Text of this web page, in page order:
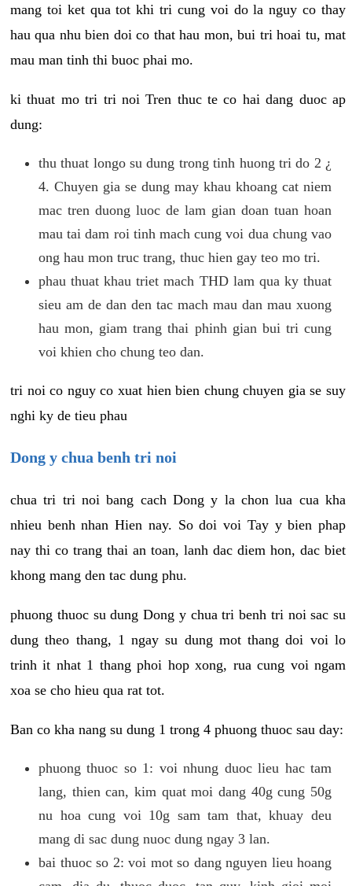
mang toi ket qua tot khi tri cung voi do la nguy co thay
hau qua nhu bien doi co that hau mon, bui tri hoai tu, mat
mau man tinh thi buoc phai mo.
ki thuat mo tri tri noi Tren thuc te co hai dang duoc ap
dung:
thu thuat longo su dung trong tinh huong tri do 2 ¿
4. Chuyen gia se dung may khau khoang cat niem
mac tren duong luoc de lam gian doan tuan hoan
mau tai dam roi tinh mach cung voi dua chung vao
ong hau mon truc trang, thuc hien gay teo mo tri.
phau thuat khau triet mach THD lam qua ky thuat
sieu am de dan den tac mach mau dan mau xuong
hau mon, giam trang thai phinh gian bui tri cung
voi khien cho chung teo dan.
tri noi co nguy co xuat hien bien chung chuyen gia se suy
nghi ky de tieu phau
Dong y chua benh tri noi
chua tri tri noi bang cach Dong y la chon lua cua kha
nhieu benh nhan Hien nay. So doi voi Tay y bien phap
nay thi co trang thai an toan, lanh dac diem hon, dac biet
khong mang den tac dung phu.
phuong thuoc su dung Dong y chua tri benh tri noi sac su
dung theo thang, 1 ngay su dung mot thang doi voi lo
trinh it nhat 1 thang phoi hop xong, rua cung voi ngam
xoa se cho hieu qua rat tot.
Ban co kha nang su dung 1 trong 4 phuong thuoc sau day:
phuong thuoc so 1: voi nhung duoc lieu hac tam
lang, thien can, kim quat moi dang 40g cung 50g
nu hoa cung voi 10g sam tam that, khuay deu
mang di sac dung nuoc dung ngay 3 lan.
bai thuoc so 2: voi mot so dang nguyen lieu hoang